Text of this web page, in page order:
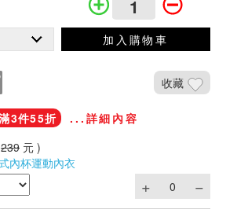
加入購物車
收藏
3件55折
...詳細內容
239 元 )
內杯運動內衣